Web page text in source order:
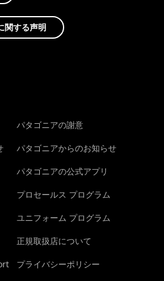
関する声明
パタゴニアの謝意
パタゴニアからのお知らせ
パタゴニアの公式アプリ
プロセールス プログラム
ユニフォーム プログラム
正規取扱店について
プライバシーポリシー